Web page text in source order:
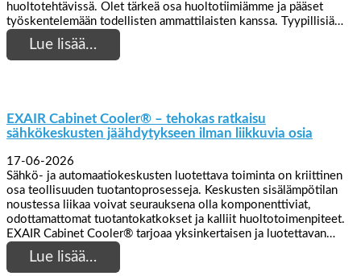
huoltotehtävissä. Olet tärkeä osa huoltotiimiämme ja pääset
työskentelemään todellisten ammattilaisten kanssa. Tyypillisiä…
Lue lisää…
EXAIR Cabinet Cooler® – tehokas ratkaisu
sähkökeskusten jäähdytykseen ilman liikkuvia osia
17-06-2026
Sähkö- ja automaatiokeskusten luotettava toiminta on kriittinen
osa teollisuuden tuotantoprosesseja. Keskusten sisälämpötilan
noustessa liikaa voivat seurauksena olla komponenttiviat,
odottamattomat tuotantokatkokset ja kalliit huoltotoimenpiteet.
EXAIR Cabinet Cooler® tarjoaa yksinkertaisen ja luotettavan…
Lue lisää…